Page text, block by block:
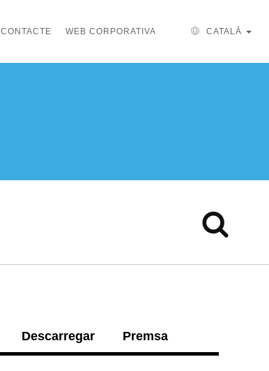
CONTACTE WEB CORPORATIVA CATALÀ
Descarregar Premsa